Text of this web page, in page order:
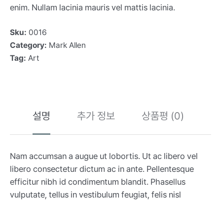
enim. Nullam lacinia mauris vel mattis lacinia.
Sku: 0016
Category: Mark Allen
Tag: Art
설명 추가 정보 상품평 (0)
Nam accumsan a augue ut lobortis. Ut ac libero vel
libero consectetur dictum ac in ante. Pellentesque
efficitur nibh id condimentum blandit. Phasellus
vulputate, tellus in vestibulum feugiat, felis nisl